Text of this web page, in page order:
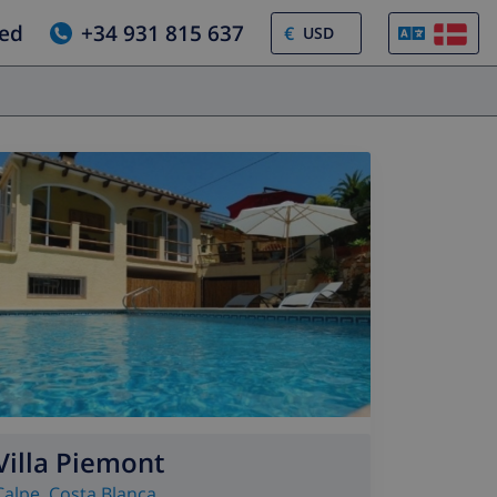
+34 931 815 637 €
Piemont